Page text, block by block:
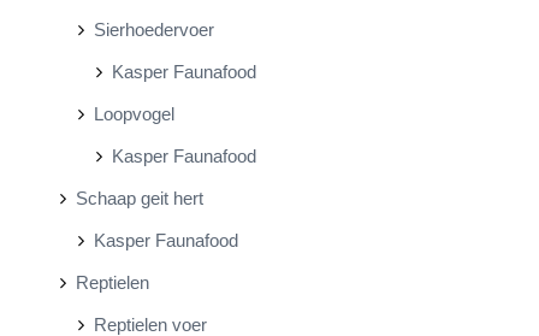
Sierhoedervoer
Kasper Faunafood
Loopvogel
Kasper Faunafood
Schaap geit hert
Kasper Faunafood
Reptielen
Reptielen voer